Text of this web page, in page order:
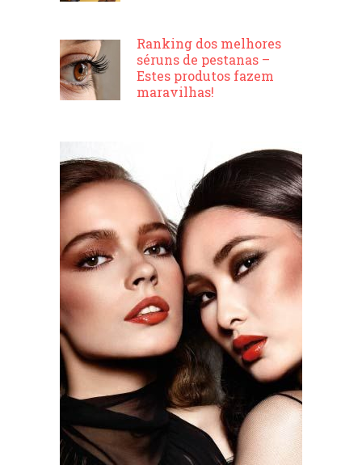
Ranking dos melhores
séruns de pestanas –
Estes produtos fazem
maravilhas!